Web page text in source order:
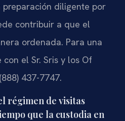
preparación diligente por
contribuir a que el
ordenada. Para una
el Sr. Sris y los Of
437-7747.
régimen de visitas
que la custodia en